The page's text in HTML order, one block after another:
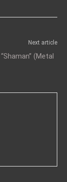
Next article
(Metal